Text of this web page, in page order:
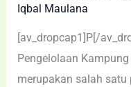
Iqbal Maulana
[av_dropcap1]P[/
Pengelolaan
merupakan salah